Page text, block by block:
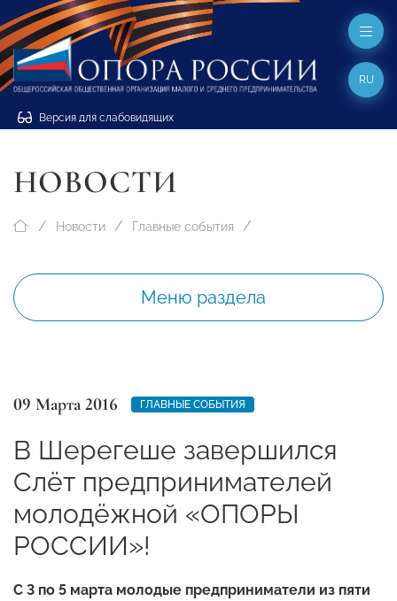
Версия для слабовидящих
RU
НОВОСТИ
Новости Главные события
Меню раздела
09 Марта 2016 ГЛАВНЫЕ СОБЫТИЯ
В Шерегеше завершился
Cлёт предпринимателей
молодёжной «ОПОРЫ
РОССИИ»!
С 3 по 5 марта молодые предприниматели из пяти